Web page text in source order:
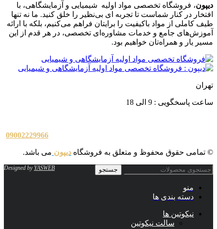
دیپون، فروشگاه تخصصی مواد اولیه شیمیایی و آزمایشگاهی، با
افتخار در کنار شماست تا تجربه ای بی‌نظیر را خلق کنید. ما نه تنها
طیف کاملی از مواد باکیفیت را برایتان فراهم می‌کنیم، بلکه با ارائه
آموزش‌های جامع و خدمات مشاوره‌ای تخصصی، در هر قدم از این
مسیر یار و همراه‌تان خواهیم بود.
تهران
ساعت پاسخگویی : 9 الی 18
09002229966
© تمامی حقوق محفوظ و متعلق به فروشگاه دیپون می باشد.
Designed by YASWEB جستجو
منو
دسته بندی ها
نیکوتین ها
سالت نیکوتین